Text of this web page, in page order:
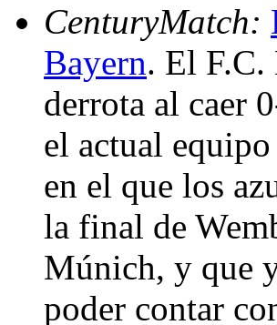
CenturyMatch:
Bayern. El F.C.
derrota al caer
el actual
en el que los
la final de
Múnich, y que
poder contar